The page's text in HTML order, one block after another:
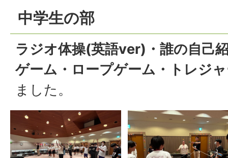
中学生の部
ラジオ体操(英語ver)・誰の自己
ゲーム・ロープゲーム・トレジ
ました。